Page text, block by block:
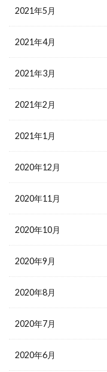
2021年5月
2021年4月
2021年3月
2021年2月
2021年1月
2020年12月
2020年11月
2020年10月
2020年9月
2020年8月
2020年7月
2020年6月